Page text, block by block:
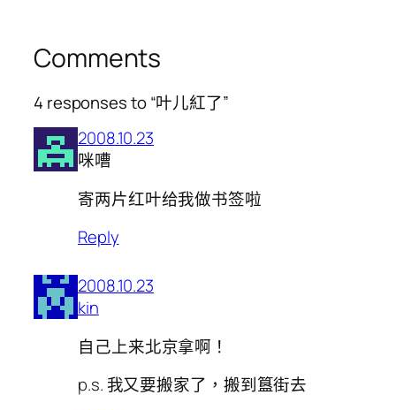
Comments
4 responses to “叶儿紅了”
2008.10.23
咪嘈
寄两片红叶给我做书签啦
Reply
2008.10.23
kin
自己上来北京拿啊！
p.s. 我又要搬家了，搬到簋街去